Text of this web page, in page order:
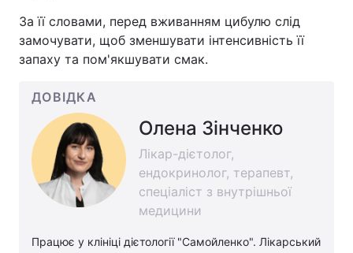
За її словами, перед вживанням цибулю слід
замочувати, щоб зменшувати інтенсивність її
запаху та пом'якшувати смак.
ДОВІДКА
Олена Зінченко
Лікар-дієтолог,
ендокринолог, терапевт,
спеціаліст з внутрішньої
медицини
Працює у клініці дієтології "Самойленко". Лікарський